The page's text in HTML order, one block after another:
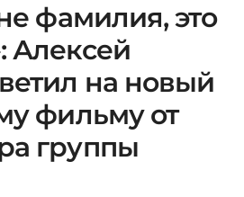
фамилия, это
Алексей
на новый
фильму от
группы